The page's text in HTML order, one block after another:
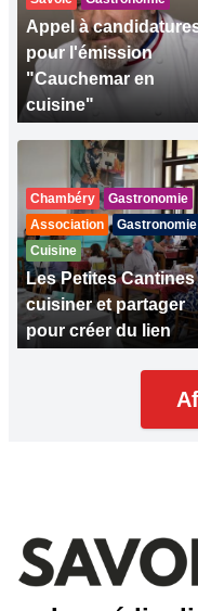
Appel à
pour l'émission
"Cauchemar en
cuisine"
Chambéry
Gastronomie
Association
Gastronomie
Cuisine
Les Petites Cantines
cuisiner et partager
pour créer du lien